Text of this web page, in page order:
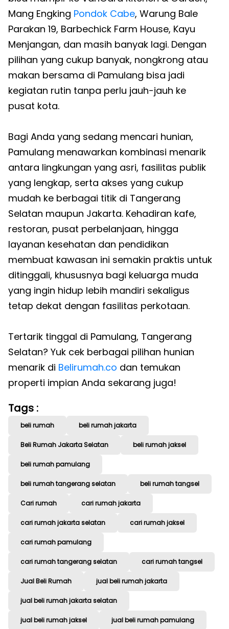
Mang Engking Pondok Cabe, Warung Bale
Parakan 19, Barbechick Farm House, Kayu
Menjangan, dan masih banyak lagi. Dengan
pilihan yang cukup banyak, nongkrong atau
makan bersama di Pamulang bisa jadi
kegiatan rutin tanpa perlu jauh-jauh ke
pusat kota.
Bagi Anda yang sedang mencari hunian,
Pamulang menawarkan kombinasi menarik
antara lingkungan yang asri, fasilitas publik
yang lengkap, serta akses yang cukup
mudah ke berbagai titik di Tangerang
Selatan maupun Jakarta. Kehadiran kafe,
restoran, pusat perbelanjaan, hingga
layanan kesehatan dan pendidikan
membuat kawasan ini semakin praktis untuk
ditinggali, khususnya bagi keluarga muda
yang ingin hidup lebih mandiri sekaligus
tetap dekat dengan fasilitas perkotaan.
Tertarik tinggal di Pamulang, Tangerang
Selatan? Yuk cek berbagai pilihan hunian
menarik di Belirumah.co dan temukan
properti impian Anda sekarang juga!
Tags :
beli rumah beli rumah jakarta
Beli Rumah Jakarta Selatan beli rumah jaksel
beli rumah pamulang
beli rumah tangerang selatan beli rumah tangsel
Cari rumah cari rumah jakarta
cari rumah jakarta selatan cari rumah jaksel
cari rumah pamulang
cari rumah tangerang selatan cari rumah tangsel
Jual Beli Rumah jual beli rumah jakarta
jual beli rumah jakarta selatan
jual beli rumah jaksel jual beli rumah pamulang